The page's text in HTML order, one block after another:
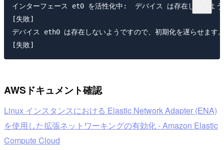
インターフェース et0 を活性化中:  デバイス は存在しないよう
[失敗]
デバイス eth0 は存在しないようですので、初期化を遅らせます
AWSドキュメント確認
Linux インスタンスにおける Elastic Network Adapter (ENA)
を使用した拡張ネットワーキングの有効化 - Amazon Elastic
Compute Cloud